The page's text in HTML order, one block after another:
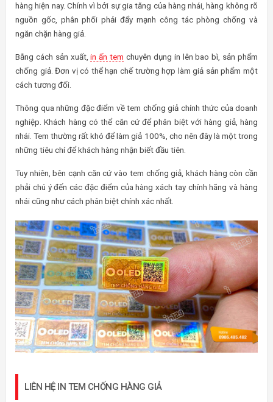
hàng hiện nay. Chính vì bởi sự gia tăng của hàng nhái, hàng không rõ
nguồn gốc, phân phối phải đẩy mạnh công tác phòng chống và
ngăn chặn hàng giả.
Bằng cách sản xuất,in ấn tem chuyên dụng in lên bao bì, sản phẩm
chống giả. Đơn vị có thể hạn chế trường hợp làm giả sản phẩm một
cách tương đối.
Thông qua những đặc điểm về tem chống giả chính thức của doanh
nghiệp. Khách hàng có thể căn cứ để phân biệt với hàng giả, hàng
nhái. Tem thường rất khó để làm giả 100%, cho nên đây là một trong
những tiêu chí để khách hàng nhận biết đầu tiên.
Tuy nhiên, bên cạnh căn cứ vào tem chống giả, khách hàng còn cần
phải chú ý đến các đặc điểm của hàng xách tay chính hãng và hàng
nhái cũng như cách phân biệt chính xác nhất.
LIÊN HỆ IN TEM CHỐNG HÀNG GIẢ